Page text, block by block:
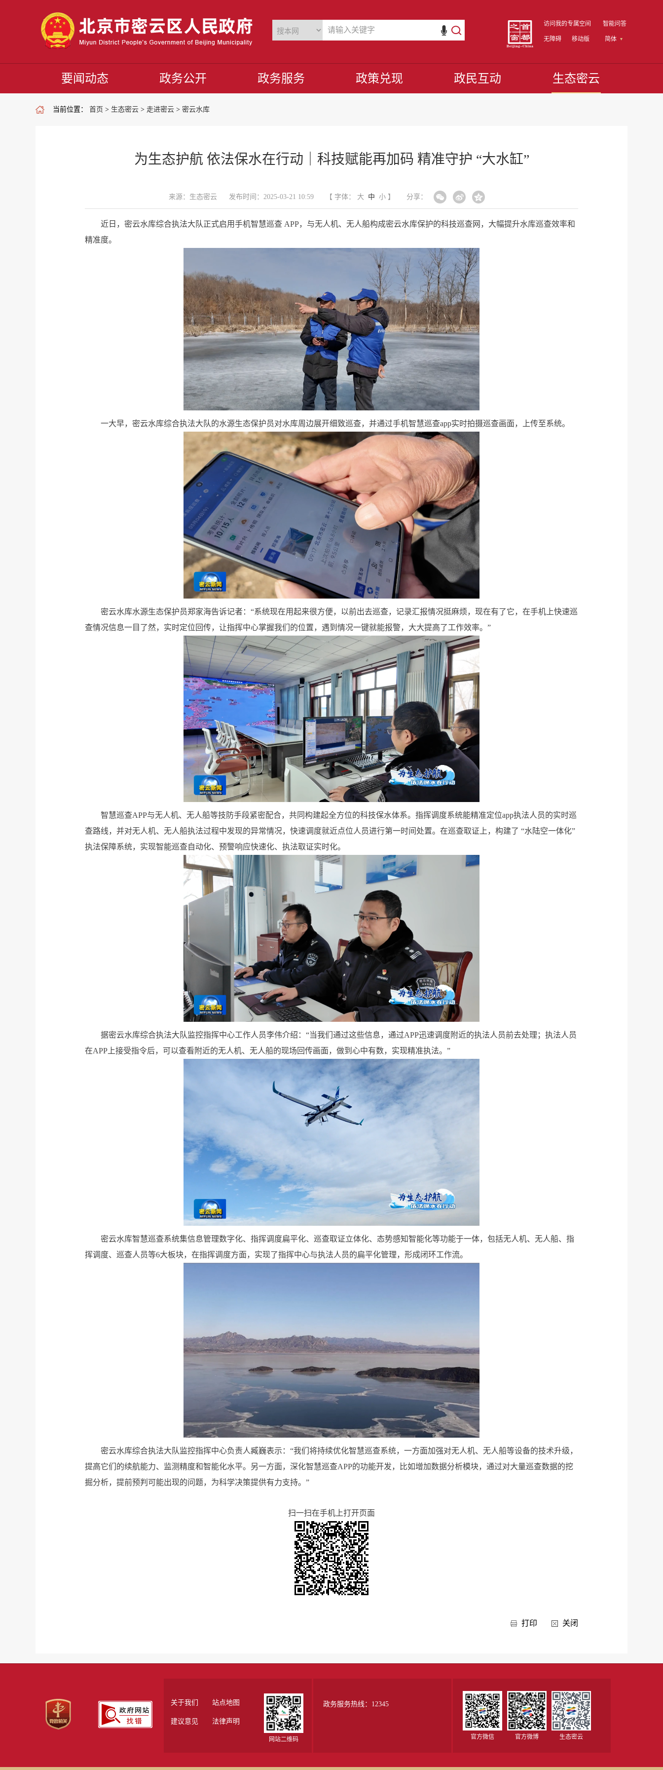
访问我的专属空间 智能问答
无障碍 移动版 简体
要闻动态 政务公开 政务服务 政策兑现 政民互动 生态密云
当前位置： 首页 > 生态密云 > 走进密云 > 密云水库
为生态护航 依法保水在行动｜科技赋能再加码 精准守护 “大水缸”
来源：生态密云 发布时间：2025-03-21 10:59 【 字体： 大 中 小】 分享：
近日，密云水库综合执法大队正式启用手机智慧巡查 APP，与无人机、无人船构成密云水库保护的科技巡查网，大幅提升水库巡查效率和
精准度。
一大早，密云水库综合执法大队的水源生态保护员对水库周边展开细致巡查，并通过手机智慧巡查app实时拍摄巡查画面，上传至系统。
密云水库水源生态保护员郑家海告诉记者：“系统现在用起来很方便，以前出去巡查，记录汇报情况挺麻烦，现在有了它，在手机上快速巡
查情况信息一目了然，实时定位回传，让指挥中心掌握我们的位置，遇到情况一键就能报警，大大提高了工作效率。”
智慧巡查APP与无人机、无人船等技防手段紧密配合，共同构建起全方位的科技保水体系。指挥调度系统能精准定位app执法人员的实时巡
查路线，并对无人机、无人船执法过程中发现的异常情况，快速调度就近点位人员进行第一时间处置。在巡查取证上，构建了 “水陆空一体化”
执法保障系统，实现智能巡查自动化、预警响应快速化、执法取证实时化。
据密云水库综合执法大队监控指挥中心工作人员李伟介绍：“当我们通过这些信息，通过APP迅速调度附近的执法人员前去处理；执法人员
在APP上接受指令后，可以查看附近的无人机、无人船的现场回传画面，做到心中有数，实现精准执法。”
密云水库智慧巡查系统集信息管理数字化、指挥调度扁平化、巡查取证立体化、态势感知智能化等功能于一体，包括无人机、无人船、指
挥调度、巡查人员等6大板块，在指挥调度方面，实现了指挥中心与执法人员的扁平化管理，形成闭环工作流。
密云水库综合执法大队监控指挥中心负责人臧巍表示：“我们将持续优化智慧巡查系统，一方面加强对无人机、无人船等设备的技术升级，
提高它们的续航能力、监测精度和智能化水平。另一方面，深化智慧巡查APP的功能开发，比如增加数据分析模块，通过对大量巡查数据的挖
掘分析，提前预判可能出现的问题，为科学决策提供有力支持。”
扫一扫在手机上打开页面
打印 关闭
关于我们 站点地图
建议意见 法律声明
网站二维码
政务服务热线：12345
官方微信 官方微博 生态密云